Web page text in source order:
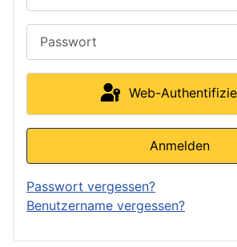
Web-
Anmelden
Passwort vergessen?
Benutzername vergessen?